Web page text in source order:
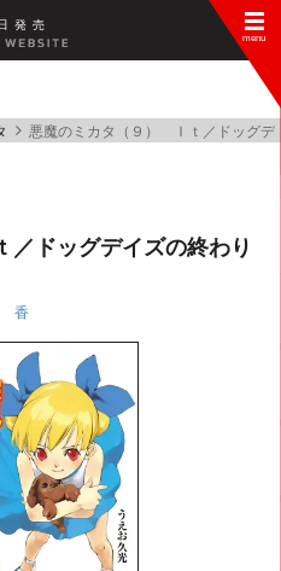
発 売
悪魔のミカタ（９） Ｉｔ／ドッグデ
ドッグデイズの終わり
香